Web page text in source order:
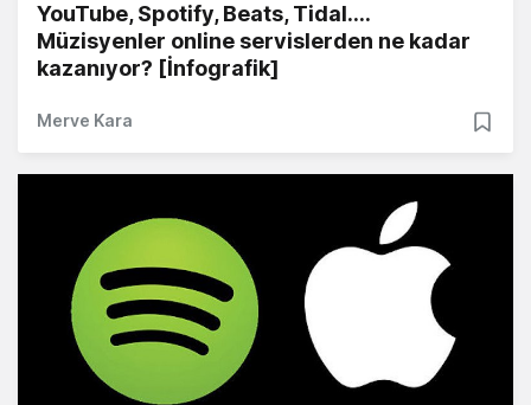
YouTube, Spotify, Beats, Tidal....
Müzisyenler online servislerden ne kadar
kazanıyor? [İnfografik]
Merve Kara